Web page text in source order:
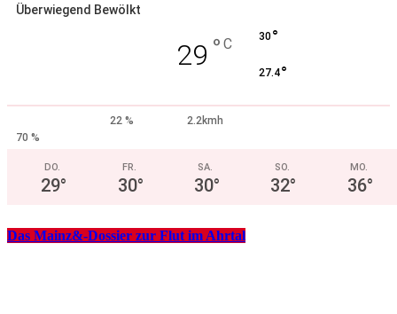
Überwiegend Bewölkt
29 ° C 30°
27.4°
22 %
2.2kmh
70 %
DO.
29°
FR.
30°
SA.
30°
SO.
32°
MO.
36°
Das Mainz&-Dossier zur Flut im Ahrtal